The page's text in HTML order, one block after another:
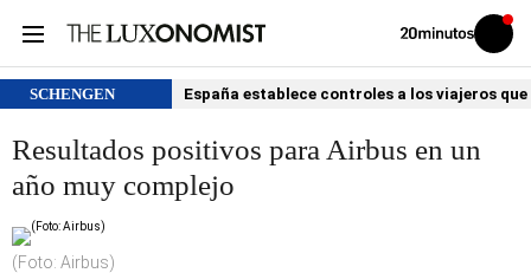
Volver
Iniciar
sesión
SCHENGEN España establece controles a los viajeros
Resultados positivos para Airbus en un
año muy complejo
(Foto: Airbus)